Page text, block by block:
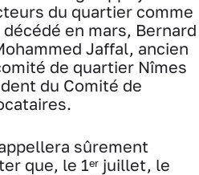
du quartier comme
en mars, Bernard
Jaffal, ancien
de quartier Nîmes
du Comité de
sûrement
que, le 1ᵉʳ juillet, le